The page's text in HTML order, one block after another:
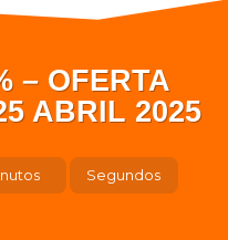
– OFERTA
ABRIL 2025
Segundos